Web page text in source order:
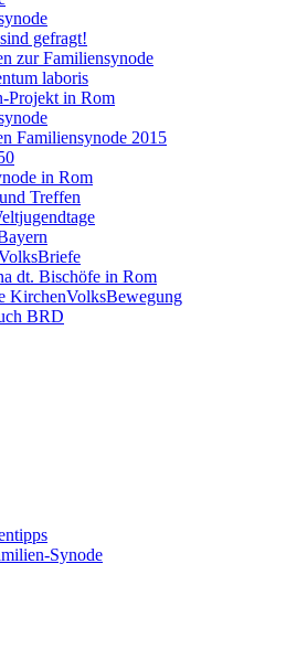
gefragt!
zur Familiensynode
laboris
Projekt in Rom
Familiensynode 2015
in Rom
Treffen
dt. Bischöfe in Rom
KirchenVolksBewegung
BRD
Synode